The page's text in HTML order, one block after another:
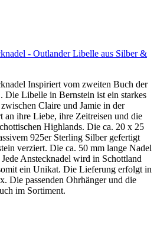
- Outlander Libelle aus Silber &
Inspiriert vom zweiten Buch der
Die Libelle in Bernstein ist ein starkes
Claire und Jamie in der
an ihre Liebe, ihre Zeitreisen und die
Highlands. Die ca. 20 x 25
925er Sterling Silber gefertigt
verziert. Die ca. 50 mm lange Nadel
Anstecknadel wird in Schottland
ein Unikat. Die Lieferung erfolgt in
Die passenden Ohrhänger und die
im Sortiment.